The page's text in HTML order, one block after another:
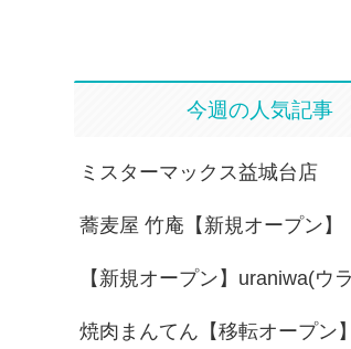
今週の人気記事
ミスターマックス益城台店
蕎麦屋 竹庵【新規オープン】
【新規オープン】uraniwa(ウ
焼肉まんてん【移転オープン】